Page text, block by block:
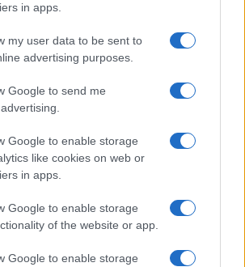
in apps.
my user data to be sent to
advertising purposes.
Google to send me
Google to enable storage
like cookies on web or
in apps.
Google to enable storage
of the website or app.
Google to enable storage
Irsina per Capitale Italiana della
te, stasera 25 gennaio: gli ospiti e le
turistico-alberghiero: dati
lavoro e sicurezza
di Irsina per Capitale Italiana della